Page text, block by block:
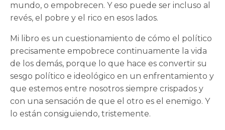
mundo, o empobrecen. Y eso puede ser incluso al
revés, el pobre y el rico en esos lados.
Mi libro es un cuestionamiento de cómo el político
precisamente empobrece continuamente la vida
de los demás, porque lo que hace es convertir su
sesgo político e ideológico en un enfrentamiento y
que estemos entre nosotros siempre crispados y
con una sensación de que el otro es el enemigo. Y
lo están consiguiendo, tristemente.